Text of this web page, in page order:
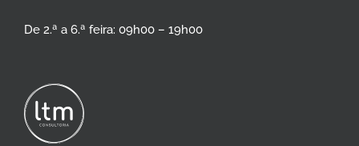
De 2.ª a 6.ª feira: 09h00 – 19h00